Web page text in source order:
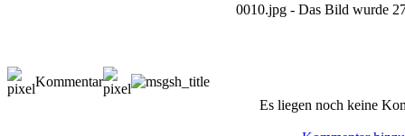
0010.jpg - Das Bild wurde
Kommentar
Es liegen noch keine